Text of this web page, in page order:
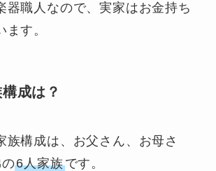
器職人なので、実家はお金持ち
す。
成は？
族構成は、お父さん、お母さ
6人家族です。